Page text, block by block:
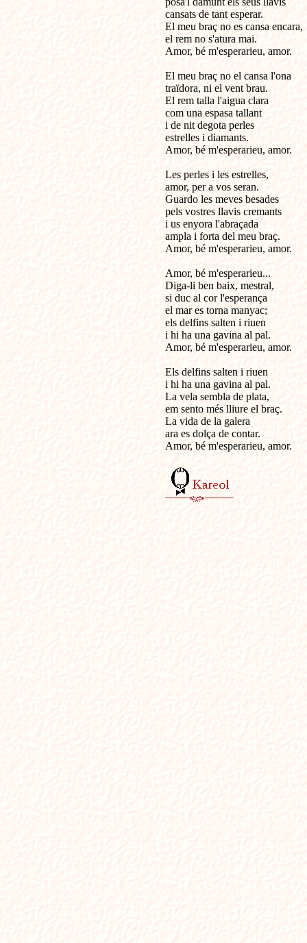
cansats de tant esperar.
El meu braç no es cansa encara,
el rem no s'atura mai.
Amor, bé m'esperarieu, amor.
El meu braç no el cansa l'ona
traïdora, ni el vent brau.
El rem talla l'aigua clara
com una espasa tallant
i de nit degota perles
estrelles i diamants.
Amor, bé m'esperarieu, amor.
Les perles i les estrelles,
amor, per a vos seran.
Guardo les meves besades
pels vostres llavis cremants
i us enyora l'abraçada
ampla i forta del meu braç.
Amor, bé m'esperarieu,
Amor, bé m'esperarieu...
Diga-li ben baix, mestral,
si duc al cor l'esperança
el mar es torna manyac;
els delfins salten i riuen
i hi ha una gavina al pal.
Amor, bé m'esperarieu, amor.
Els delfins salten i riuen
i hi ha una gavina al pal.
La vela sembla de plata,
em sento més lliure el braç.
La vida de la galera
ara es dolça de contar.
Amor, bé m'esperarieu, amor.